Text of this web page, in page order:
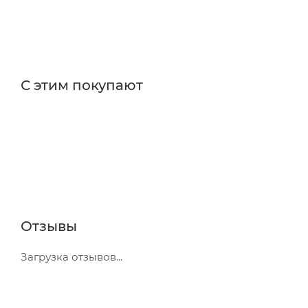
С этим покупают
Отзывы
Загрузка отзывов...